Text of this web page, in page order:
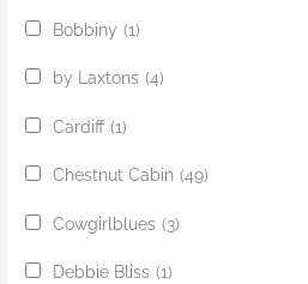
Bobbiny (1)
by Laxtons (4)
Cardiff (1)
Chestnut Cabin (49)
Cowgirlblues (3)
Debbie Bliss (1)